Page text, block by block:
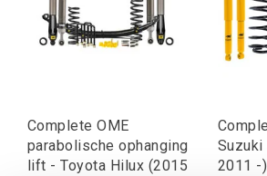
Complete OME
parabolische ophanging
lift - Toyota Hilux (2015
2011 -)